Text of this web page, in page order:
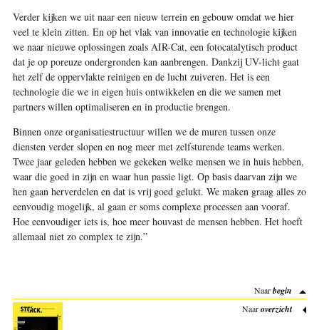
Verder kijken we uit naar een nieuw terrein en gebouw omdat we hier
veel te klein zitten. En op het vlak van innovatie en technologie kijken
we naar nieuwe oplossingen zoals AIR-Cat, een fotocatalytisch product
dat je op poreuze ondergronden kan aanbrengen. Dankzij UV-licht gaat
het zelf de oppervlakte reinigen en de lucht zuiveren. Het is een
technologie die we in eigen huis ontwikkelen en die we samen met
partners willen optimaliseren en in productie brengen.
Binnen onze organisatiestructuur willen we de muren tussen onze
diensten verder slopen en nog meer met zelfsturende teams werken.
Twee jaar geleden hebben we gekeken welke mensen we in huis hebben,
waar die goed in zijn en waar hun passie ligt. Op basis daarvan zijn we
hen gaan herverdelen en dat is vrij goed gelukt. We maken graag alles zo
eenvoudig mogelijk, al gaan er soms complexe processen aan vooraf.
Hoe eenvoudiger iets is, hoe meer houvast de mensen hebben. Het hoeft
allemaal niet zo complex te zijn.”
Naarbegin
Naaroverzicht